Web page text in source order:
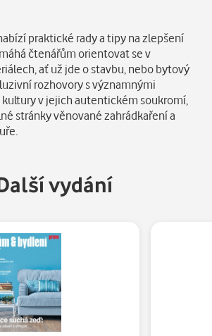
praktické rady a tipy na zlepšení
čtenářům orientovat se v
ať už jde o stavbu, nebo bytový
rozhovory s významnými
v jejich autentickém soukromí,
stránky věnované zahrádkaření a
vydání